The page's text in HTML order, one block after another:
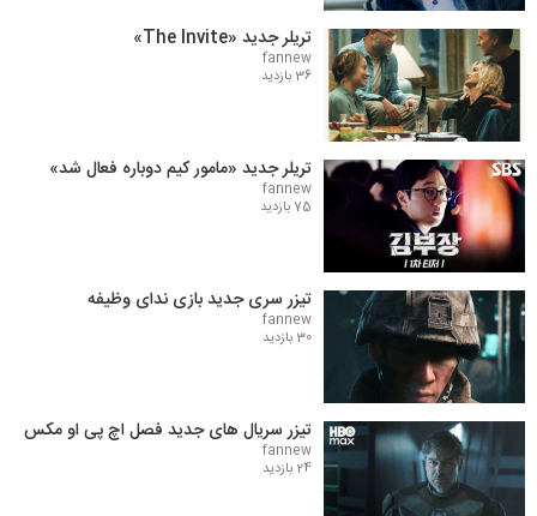
تریلر جدید «The Invite»
fannew
36 بازدید
تریلر جدید «مامور کیم دوباره فعال شد»
fannew
75 بازدید
تیزر سری جدید بازی ندای وظیفه
fannew
30 بازدید
تیزر سریال های جدید فصل اچ پی او مکس
fannew
24 بازدید